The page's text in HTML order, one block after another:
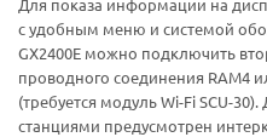
с удобным меню и системой
GX2400E можно подключить
проводного соединения RAM4
(требуется модуль Wi-Fi SCU-
станциями предусмотрен